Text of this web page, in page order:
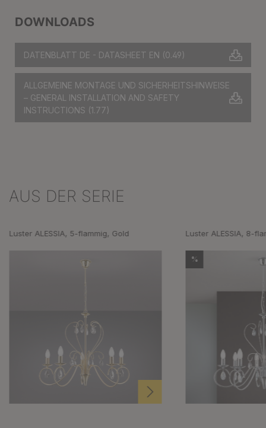
DOWNLOADS
DATENBLATT DE - DATASHEET EN (0.49)
ALLGEMEINE MONTAGE UND SICHERHEITSHINWEISE
– GENERAL INSTALLATION AND SAFETY
INSTRUCTIONS (1.77)
Produktgalerie überspringen
AUS DER SERIE
Luster ALESSIA, 5-flammig, Gold Luster ALESSIA, 8-
%